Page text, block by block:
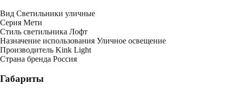
Вид Светильники уличные
Серия Мети
Стиль светильника Лофт
Назначение использования Уличное освещение
Производитель Kink Light
Страна бренда Россия
Габариты